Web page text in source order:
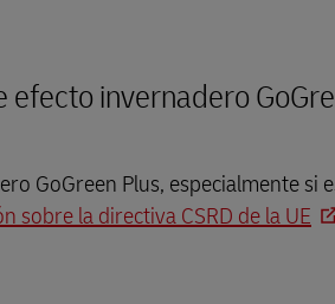
efecto invernadero
GoGreen Plus, especialmente si
sobre la directiva CSRD de la UE